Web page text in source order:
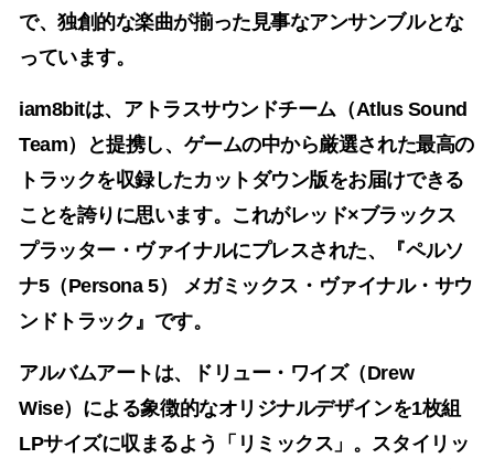
で、独創的な楽曲が揃った見事なアンサンブルとな
っています。
iam8bitは、 アトラスサウンドチーム（Atlus Sound
Team）
と提携し、ゲームの中から厳選された最高の
トラックを収録したカットダウン版をお届けできる
ことを誇りに思います。これがレッド×ブラックス
プラッター・ヴァイナルにプレスされた、『ペルソ
ナ5（Persona 5）
メガミックス・ヴァイナル・サウ
ンドトラック』です。
アルバムアートは、
ドリュー・ワイズ（Drew
Wise） による象徴的なオリジナルデザインを1枚組
LPサイズに収まるよう「リミックス」。スタイリッ